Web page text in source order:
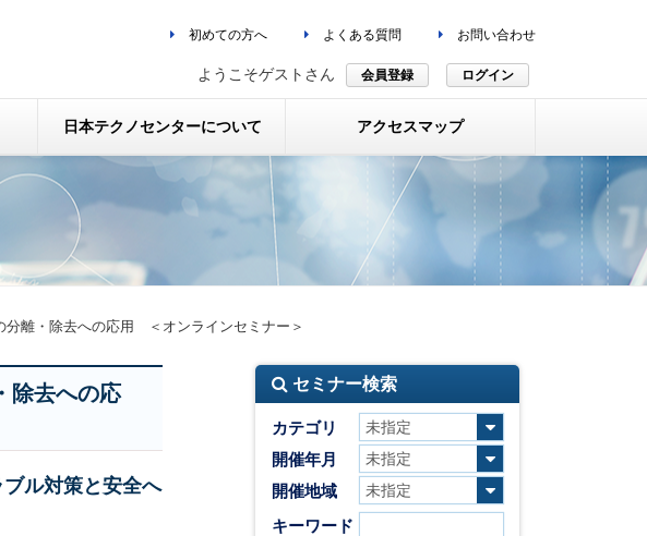
初めての方へ よくある質問 お問い合わせ
ようこそゲストさん 会員登録 ログイン
日本テクノセンターについて アクセスマップ
分離・除去への応用 ＜オンラインセミナー＞
除去への応
ル対策と安全へ
セミナー検索
カテゴリ
開催年月
開催地域
キーワード